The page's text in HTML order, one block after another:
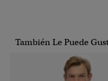
También Le Puede